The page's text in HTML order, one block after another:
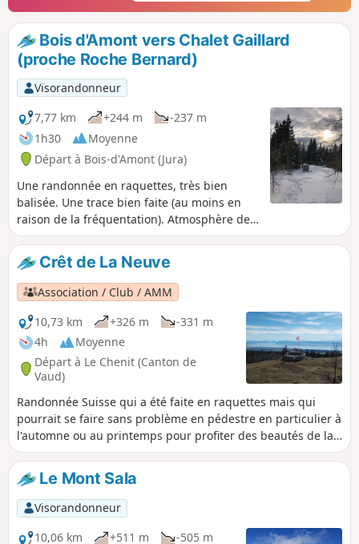
Bois d'Amont vers Chalet Gaillard
(proche Roche Bernard)
Visorandonneur
7,77 km
+244 m
-237 m
1h30
Moyenne
Départ à Bois-d'Amont (Jura)
Une randonnée en raquettes, très bien
balisée. Une trace bien faite (au moins en
raison de la fréquentation). Atmosphère de
pré-bois en grande partie. Une halte
gourmande vous attend à l'arrivée, avec un
accueil chaleureux pour ceux qui le
souhaitent. Prolongation possible facilement
jusqu'à la Roche Bernard (1,6 km aller) et
retour par le même tracé.
Crêt de La Neuve
Association / Club / AMM
10,73 km
+326 m
-331 m
4h
Moyenne
Départ à Le Chenit (Canton de
Vaud)
Randonnée Suisse qui a été faite en raquettes mais qui
pourrait se faire sans problème en pédestre en particulier à
l'automne ou au printemps pour profiter des beautés de la
nature. Le Col du Marchairuz relie la vallée de Joux au Lac
Léman.Le Mont Sala
Visorandonneur
10,06 km
+511 m
-505 m